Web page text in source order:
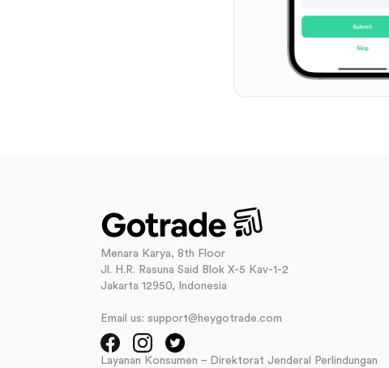
Menara Karya, 8th Floor
Jl. H.R. Rasuna Said Blok X-5 Kav-1-2
Jakarta 12950, Indonesia
Email us: support@heygotrade.com
Layanan Konsumen – Direktorat Jenderal Perlindungan